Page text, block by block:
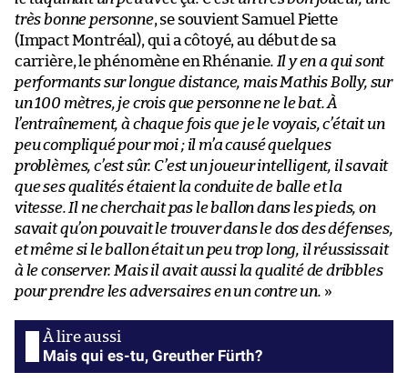
très bonne personne, se souvient Samuel Piette
(Impact Montréal), qui a côtoyé, au début de sa
carrière, le phénomène en Rhénanie. Il y en a qui sont
performants sur longue distance, mais Mathis Bolly, sur
un 100 mètres, je crois que personne ne le bat. À
l’entraînement, à chaque fois que je le voyais, c’était un
peu compliqué pour moi ; il m’a causé quelques
problèmes, c’est sûr. C’est un joueur intelligent, il savait
que ses qualités étaient la conduite de balle et la
vitesse. Il ne cherchait pas le ballon dans les pieds, on
savait qu’on pouvait le trouver dans le dos des défenses,
et même si le ballon était un peu trop long, il réussissait
à le conserver. Mais il avait aussi la qualité de dribbles
pour prendre les adversaires en un contre un. »
Mais qui es-tu, Greuther Fürth?